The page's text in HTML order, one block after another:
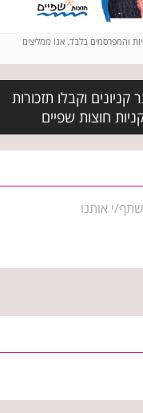
והמפרסמים בלבד. אנו ממליצים
וקבלו תזכורות
חוצות שפיים
י אותנו